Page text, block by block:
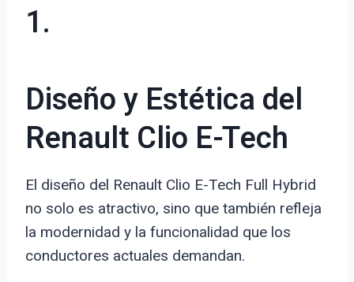
1.
Diseño y Estética del
Renault Clio E-Tech
El diseño del Renault Clio E-Tech Full Hybrid
no solo es atractivo, sino que también refleja
la modernidad y la funcionalidad que los
conductores actuales demandan.